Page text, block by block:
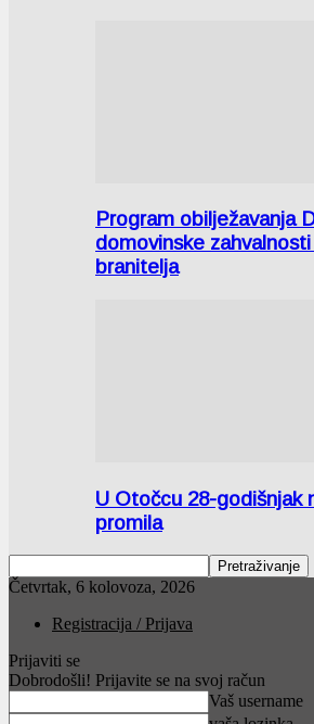
Program obilježavanja
domovinske
branitelja
U Otočcu 28-godišnjak
promila
Četvrtak, 6 kolovoza, 2026
Registracija / Prijava
Prijaviti se
Dobrodošli! Prijavite se na svoj račun
Vaš username